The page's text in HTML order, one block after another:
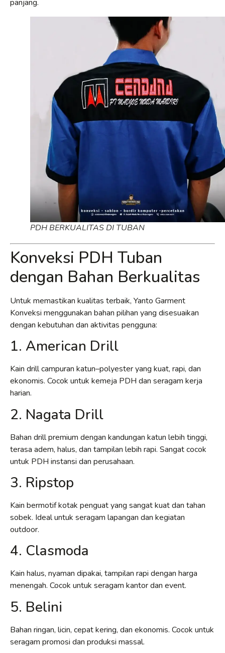
panjang.
PDH BERKUALITAS DI TUBAN
Konveksi PDH Tuban
dengan Bahan Berkualitas
Untuk memastikan kualitas terbaik, Yanto Garment
Konveksi menggunakan bahan pilihan yang disesuaikan
dengan kebutuhan dan aktivitas pengguna:
1. American Drill
Kain drill campuran katun–polyester yang kuat, rapi, dan
ekonomis. Cocok untuk kemeja PDH dan seragam kerja
harian.
2. Nagata Drill
Bahan drill premium dengan kandungan katun lebih tinggi,
terasa adem, halus, dan tampilan lebih rapi. Sangat cocok
untuk PDH instansi dan perusahaan.
3. Ripstop
Kain bermotif kotak penguat yang sangat kuat dan tahan
sobek. Ideal untuk seragam lapangan dan kegiatan
outdoor.
4. Clasmoda
Kain halus, nyaman dipakai, tampilan rapi dengan harga
menengah. Cocok untuk seragam kantor dan event.
5. Belini
Bahan ringan, licin, cepat kering, dan ekonomis. Cocok untuk
seragam promosi dan produksi massal.